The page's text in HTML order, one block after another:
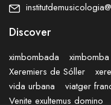
Discover
ximbombada ximbomba
Xeremiers de Sóller
vida urbana
viatger
Venite exultemus domino